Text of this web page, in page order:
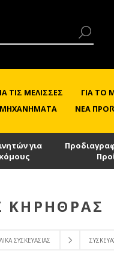
ΤΙΣ ΜΈΛΙΣΣΕΣ ΓΙΑ ΤΟ
ΜΗΧΑΝΉΜΑΤΑ ΝΈΑ
για
ΣΥΣΚΕΥΑΣΊΑΣ
ΚΗΡΉΘΡΑΣ